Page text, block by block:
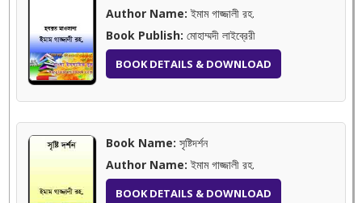
Author Name: ইমাম গাজ্জালী রহ.
Book Publish: মোহাম্মদী লাইব্রেরী
BOOK DETAILS & DOWNLOAD
Book Name: সৃষ্টিদর্শন
Author Name: ইমাম গাজ্জালী রহ.
BOOK DETAILS & DOWNLOAD